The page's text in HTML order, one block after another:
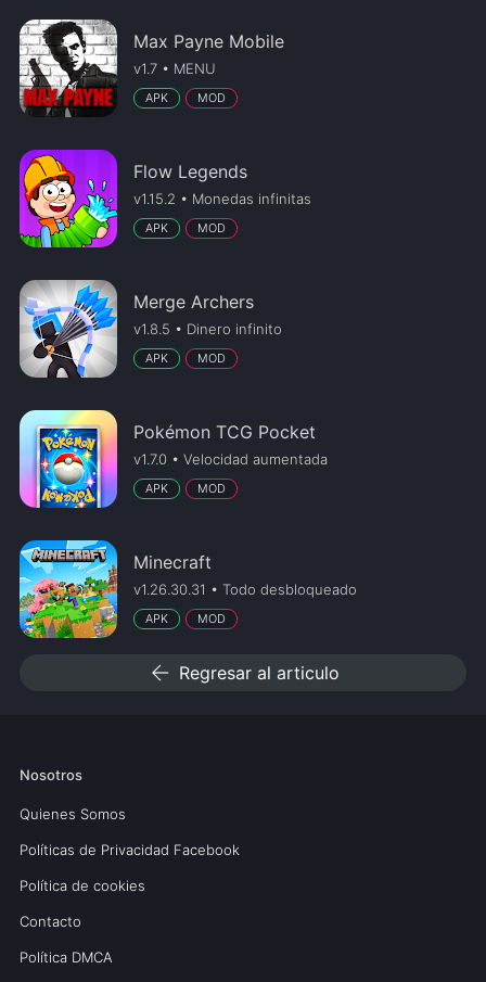
Max Payne Mobile
v1.7 • MENU
APK MOD
Flow Legends
v1.15.2 • Monedas infinitas
APK MOD
Merge Archers
v1.8.5 • Dinero infinito
APK MOD
Pokémon TCG Pocket
v1.7.0 • Velocidad aumentada
APK MOD
Minecraft
v1.26.30.31 • Todo desbloqueado
APK MOD
arrow_back Regresar al articulo
Nosotros
Quienes Somos
Políticas de Privacidad Facebook
Política de cookies
Contacto
Política DMCA